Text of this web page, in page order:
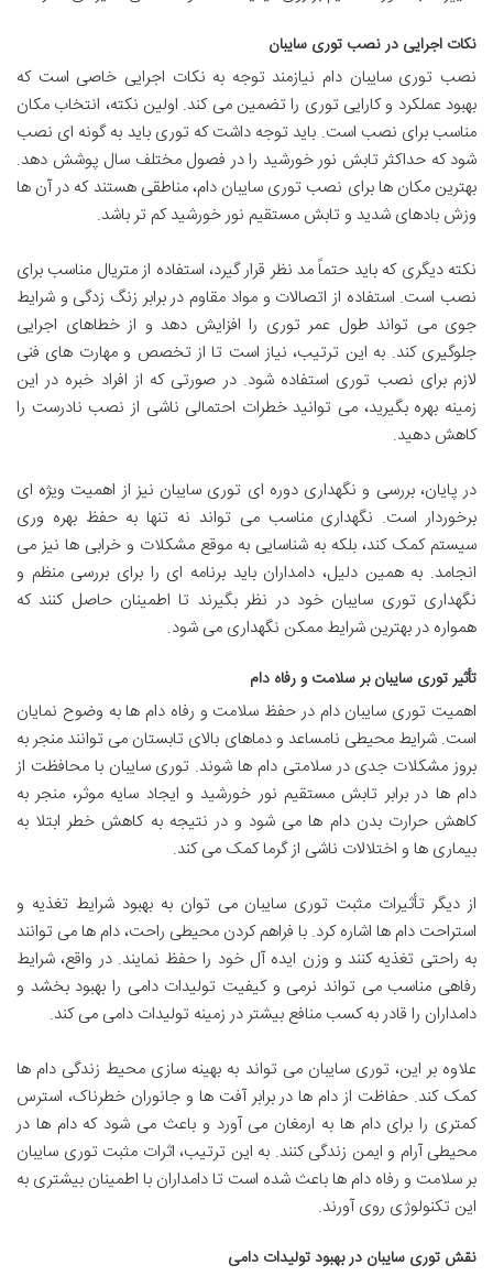
نکات اجرایی در نصب توری سایبان
نصب توری سایبان دام نیازمند توجه به نکات اجرایی خاصی است که
بهبود عملکرد و کارایی توری را تضمین می کند. اولین نکته، انتخاب مکان
مناسب برای نصب است. باید توجه داشت که توری باید به گونه ای نصب
شود که حداکثر تابش نور خورشید را در فصول مختلف سال پوشش دهد.
بهترین مکان ها برای نصب توری سایبان دام، مناطقی هستند که در آن ها
وزش بادهای شدید و تابش مستقیم نور خورشید کم تر باشد.
نکته دیگری که باید حتماً مد نظر قرار گیرد، استفاده از متریال مناسب برای
نصب است. استفاده از اتصالات و مواد مقاوم در برابر زنگ زدگی و شرایط
جوی می تواند طول عمر توری را افزایش دهد و از خطاهای اجرایی
جلوگیری کند. به این ترتیب، نیاز است تا از تخصص و مهارت های فنی
لازم برای نصب توری استفاده شود. در صورتی که از افراد خبره در این
زمینه بهره بگیرید، می توانید خطرات احتمالی ناشی از نصب نادرست را
کاهش دهید.
در پایان، بررسی و نگهداری دوره ای توری سایبان نیز از اهمیت ویژه ای
برخوردار است. نگهداری مناسب می تواند نه تنها به حفظ بهره وری
سیستم کمک کند، بلکه به شناسایی به موقع مشکلات و خرابی ها نیز می
انجامد. به همین دلیل، دامداران باید برنامه ای را برای بررسی منظم و
نگهداری توری سایبان خود در نظر بگیرند تا اطمینان حاصل کنند که
همواره در بهترین شرایط ممکن نگهداری می شود.
تأثیر توری سایبان بر سلامت و رفاه دام
اهمیت توری سایبان دام در حفظ سلامت و رفاه دام ها به وضوح نمایان
است. شرایط محیطی نامساعد و دماهای بالای تابستان می توانند منجر به
بروز مشکلات جدی در سلامتی دام ها شوند. توری سایبان با محافظت از
دام ها در برابر تابش مستقیم نور خورشید و ایجاد سایه موثر، منجر به
کاهش حرارت بدن دام ها می شود و در نتیجه به کاهش خطر ابتلا به
بیماری ها و اختلالات ناشی از گرما کمک می کند.
از دیگر تأثیرات مثبت توری سایبان می توان به بهبود شرایط تغذیه و
استراحت دام ها اشاره کرد. با فراهم کردن محیطی راحت، دام ها می توانند
به راحتی تغذیه کنند و وزن ایده آل خود را حفظ نمایند. در واقع، شرایط
رفاهی مناسب می تواند نرمی و کیفیت تولیدات دامی را بهبود بخشد و
دامداران را قادر به کسب منافع بیشتر در زمینه تولیدات دامی می کند.
علاوه بر این، توری سایبان می تواند به بهینه سازی محیط زندگی دام ها
کمک کند. حفاظت از دام ها در برابر آفت ها و جانوران خطرناک، استرس
کمتری را برای دام ها به ارمغان می آورد و باعث می شود که دام ها در
محیطی آرام و ایمن زندگی کنند. به این ترتیب، اثرات مثبت توری سایبان
بر سلامت و رفاه دام ها باعث شده است تا دامداران با اطمینان بیشتری به
این تکنولوژی روی آورند.
نقش توری سایبان در بهبود تولیدات دامی